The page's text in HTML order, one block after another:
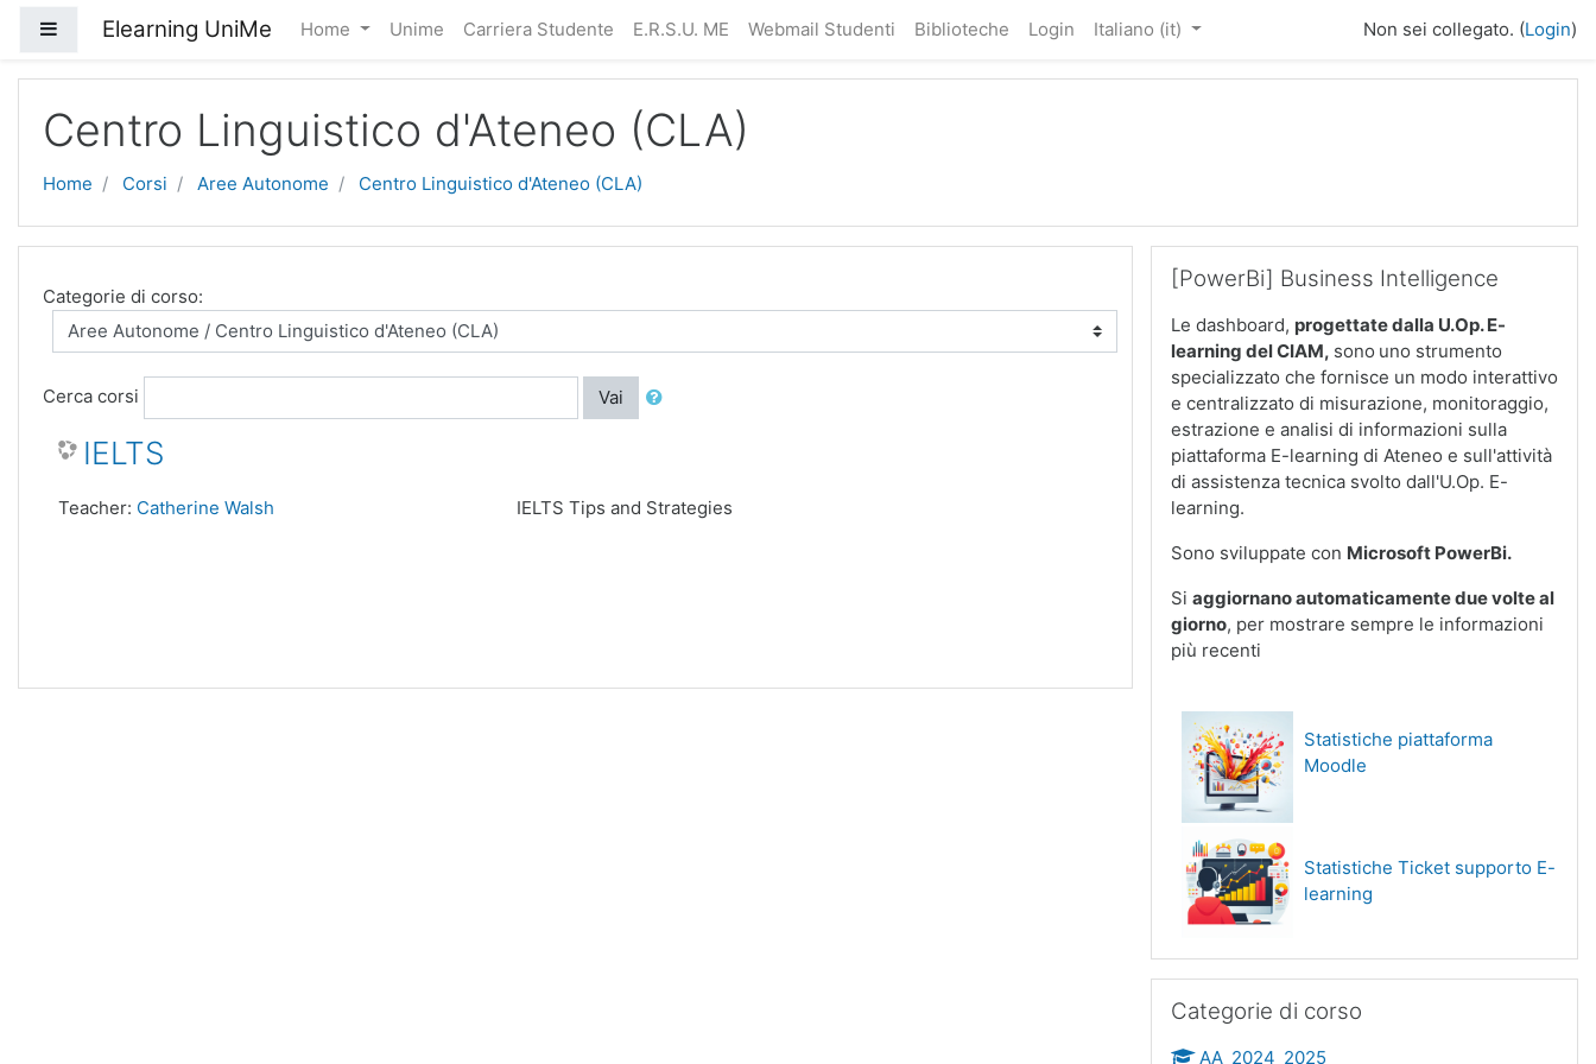
Pannello laterale
Elearning UniMe Home Unime Carriera Studente E.R.S.U. ME Webmail Studenti Biblioteche Login Italiano ‎(it)‎ Non sei collegato. (Login)
Centro Linguistico d'Ateneo (CLA)
Home Corsi Aree Autonome Centro Linguistico d'Ateneo (CLA)
Categorie di corso:
Cerca corsi Vai
IELTS
IELTS Tips and Strategies
Teacher: Catherine Walsh
[PowerBi] Business Intelligence
Le dashboard, progettate dalla U.Op. E-
learning del CIAM, sono uno strumento
specializzato che fornisce un modo interattivo
e centralizzato di misurazione, monitoraggio,
estrazione e analisi di informazioni sulla
piattaforma E-learning di Ateneo e sull'attività
di assistenza tecnica svolto dall'U.Op. E-
learning.
Sono sviluppate con Microsoft PowerBi.
Si aggiornano automaticamente due volte al
giorno, per mostrare sempre le informazioni
più recenti
Statistiche piattaforma
Moodle
Statistiche Ticket supporto E-
learning
Categorie di corso
AA_2024_2025